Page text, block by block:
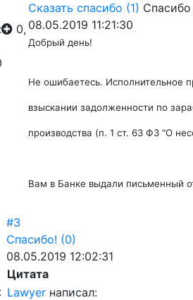
0,
Сказать спасибо (1)
08.05.2019 11:21:30
Добрый день!
Не ошибаетесь. Исполнительное
взыскании задолженности по
производства (п. 1 ст. 63 ФЗ "О
Вам в Банке выдали письменный
#3
Спасибо! (0)
08.05.2019 12:02:31
Цитата
Lawyer написал: